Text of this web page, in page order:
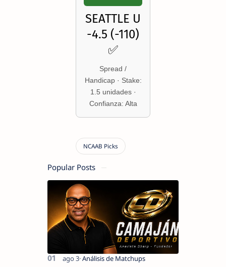
SEATTLE U
-4.5 (-110)
✅
Spread /
Handicap · Stake:
1.5 unidades ·
Confianza: Alta
Popular Posts